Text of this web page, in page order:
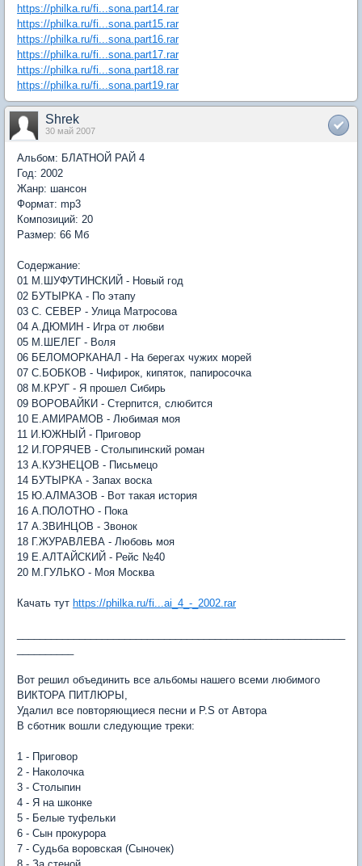
https://philka.ru/fi...sona.part14.rar
https://philka.ru/fi...sona.part15.rar
https://philka.ru/fi...sona.part16.rar
https://philka.ru/fi...sona.part17.rar
https://philka.ru/fi...sona.part18.rar
https://philka.ru/fi...sona.part19.rar
Shrek
30 май 2007
Альбом: БЛАТНОЙ РАЙ 4
Год: 2002
Жанр: шансон
Формат: mp3
Композиций: 20
Размер: 66 Мб
Содержание:
01 М.ШУФУТИНСКИЙ - Новый год
02 БУТЫРКА - По этапу
03 С. СЕВЕР - Улица Матросова
04 А.ДЮМИН - Игра от любви
05 М.ШЕЛЕГ - Воля
06 БЕЛОМОРКАНАЛ - На берегах чужих морей
07 С.БОБКОВ - Чифирок, кипяток, папиросочка
08 М.КРУГ - Я прошел Сибирь
09 ВОРОВАЙКИ - Стерпится, слюбится
10 Е.АМИРАМОВ - Любимая моя
11 И.ЮЖНЫЙ - Приговор
12 И.ГОРЯЧЕВ - Столыпинский роман
13 А.КУЗНЕЦОВ - Письмецо
14 БУТЫРКА - Запах воска
15 Ю.АЛМАЗОВ - Вот такая история
16 А.ПОЛОТНО - Пока
17 А.ЗВИНЦОВ - Звонок
18 Г.ЖУРАВЛЕВА - Любовь моя
19 Е.АЛТАЙСКИЙ - Рейс №40
20 М.ГУЛЬКО - Моя Москва
Качать тут https://philka.ru/fi...ai_4_-_2002.rar
Вот решил объединить все альбомы нашего всеми любимого
ВИКТОРА ПИТЛЮРЫ,
Удалил все повторяющиеся песни и P.S от Автора
В сботник вошли следующие треки:
1 - Приговор
2 - Наколочка
3 - Столыпин
4 - Я на шконке
5 - Белые туфельки
6 - Сын прокурора
7 - Судьба воровская (Сыночек)